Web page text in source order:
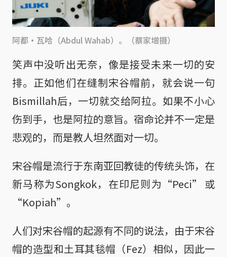
阿都·瓦哈（Abdul Wahab）。（蔡家增摄）
笑声中没听出无奈，像是接受未来一切的安
排。正如他们在缝制宋谷帽前，就会说一句
Bismillah后，一切就交给阿拉。如果不小心
伤到手，也是阿拉的意旨。宿命论并不一定是
悲观的，而是教人坦然面对一切。
宋谷帽是流行于东南亚回教徒的传统头饰，在
新马称为Songkok，在印尼则为“Peci” 或
“Kopiah”。
人们对宋谷帽的起源有不同的说法，由于宋谷
帽的造型和土耳其毯帽（Fez）相似，因此一